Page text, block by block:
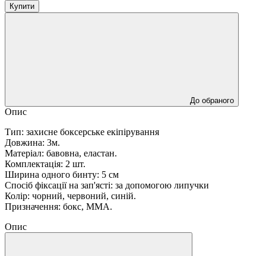
Купити
До обраного
Опис
Тип: захисне боксерське екіпірування
Довжина: 3м.
Матеріал: бавовна, еластан.
Комплектація: 2 шт.
Ширина одного бинту: 5 см
Спосіб фіксації на зап'ясті: за допомогою липучки
Колір: чорний, червоний, синій.
Призначення: бокс, ММА.
Опис